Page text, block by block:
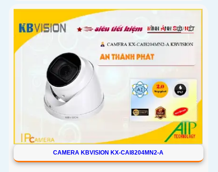
CAMERA KBVISION KX-CAI8204MN2-A